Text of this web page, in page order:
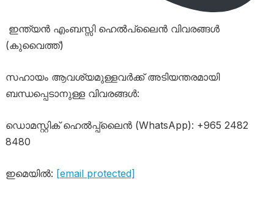
ഇന്ത്യൻ എംബസ്സി ഹെൽപ്‌ലൈൻ വിവരങ്ങൾ
(കുവൈത്ത്)
സഹായം ആവശ്യമുള്ളവർക്ക് അടിയന്തരമായി
ബന്ധപ്പെടാനുള്ള വിവരങ്ങൾ:
ഡൊമസ്റ്റിക് ഹെൽപ്പ്‌ലൈൻ (WhatsApp): +965 2482
8480
ഇമെയിൽ: [email protected]